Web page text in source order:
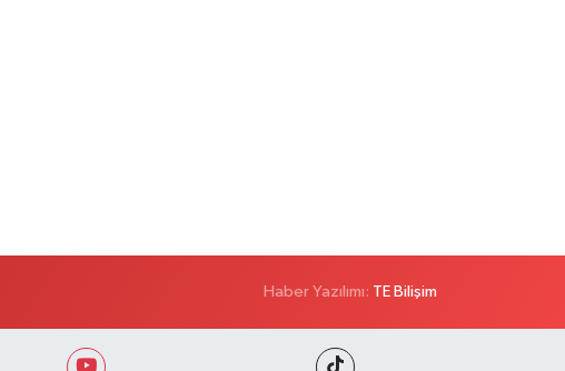
Haber Yazılımı: TE Bilişim